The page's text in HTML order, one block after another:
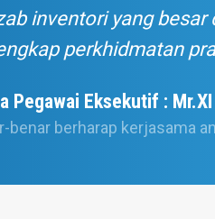
inventori yang besar
perkhidmatan
Pegawai Eksekutif : Mr.XI
benar berharap kerjasama